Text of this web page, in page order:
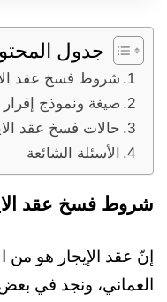
جدول
شروط فسخ عقد
صيغة ونموذج إقرار
حالات فسخ عقد
الأسئلة الشائعة
شروط فسخ عقد
إنّ عقد الإيجار هو من
العماني، ونجد في